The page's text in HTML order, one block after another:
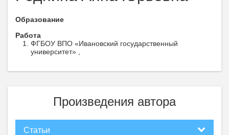
Образование
Работа
ФГБОУ ВПО «Ивановский государственный
университет» ,
Произведения автора
Статьи